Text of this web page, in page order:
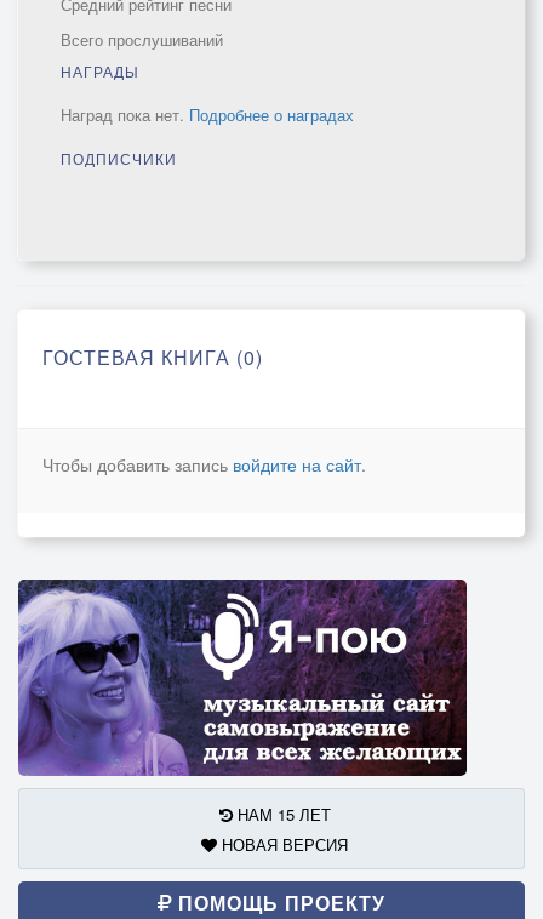
Всего прослушиваний
НАГРАДЫ
Наград пока нет. Подробнее о наградах
ПОДПИСЧИКИ
ГОСТЕВАЯ КНИГА (0)
Чтобы добавить запись войдите на сайт.
НАМ 15 ЛЕТ
НОВАЯ ВЕРСИЯ
ПОМОЩЬ ПРОЕКТУ